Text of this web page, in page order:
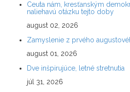
Ceuta nám, kresťanským
naliehavú otázku tejto doby
august 02, 2026
Zamyslenie z prvého
august 01, 2026
Dve inšpirujúce, letné stretnutia
júl 31, 2026